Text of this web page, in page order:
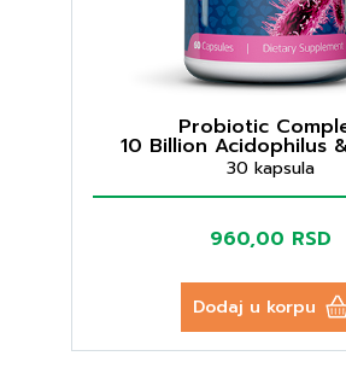
Probiotic
10 Billion Acidophilus
30 kapsula
960,00 RSD
Dodaj u korpu